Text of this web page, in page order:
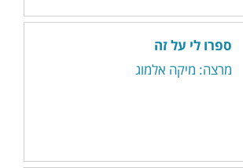
ספרו לי על זה
מרצה: מיקה אלמוג